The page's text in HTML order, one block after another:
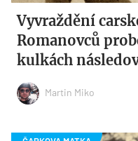
Vyvraždění
Romanovců
kulkách
Martin Miko